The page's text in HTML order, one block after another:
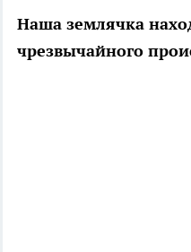
Наша землячка
чрезвычайного